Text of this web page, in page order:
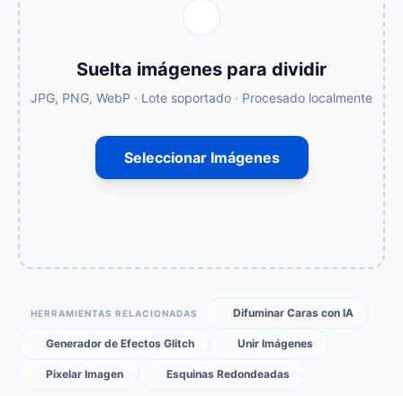
Suelta imágenes para dividir
JPG, PNG, WebP · Lote soportado · Procesado localmente
Seleccionar Imágenes
HERRAMIENTAS RELACIONADAS Difuminar Caras con IA
Generador de Efectos Glitch Unir Imágenes
Pixelar Imagen Esquinas Redondeadas